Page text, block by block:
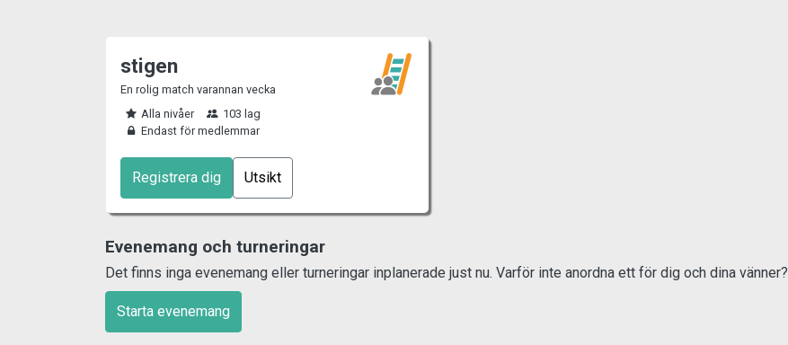
stigen
En rolig match varannan vecka
Alla nivåer
103 lag
Endast för medlemmar
Registrera dig Utsikt
Evenemang och turneringar
Det finns inga evenemang eller turneringar inplanerade just nu. Varför inte anordna ett för dig och dina vänner?
Starta evenemang